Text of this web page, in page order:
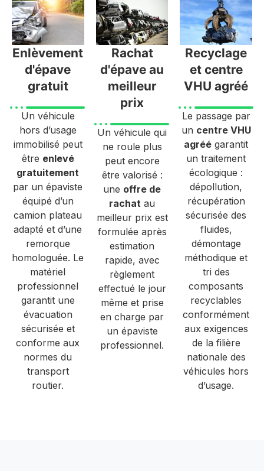
Enlèvement
d'épave
gratuit
Un véhicule
hors d’usage
immobilisé peut
être enlevé
gratuitement
par un épaviste
équipé d’un
camion plateau
adapté et d’une
remorque
homologuée. Le
matériel
professionnel
garantit une
évacuation
sécurisée et
conforme aux
normes du
transport
routier.
Rachat
d'épave au
meilleur
prix
Un véhicule qui
ne roule plus
peut encore
être valorisé :
une offre de
rachat au
meilleur prix est
formulée après
estimation
rapide, avec
règlement
effectué le jour
même et prise
en charge par
un épaviste
professionnel.
Recyclage
et centre
VHU agréé
Le passage par
un centre VHU
agréé garantit
un traitement
écologique :
dépollution,
récupération
sécurisée des
fluides,
démontage
méthodique et
tri des
composants
recyclables
conformément
aux exigences
de la filière
nationale des
véhicules hors
d’usage.